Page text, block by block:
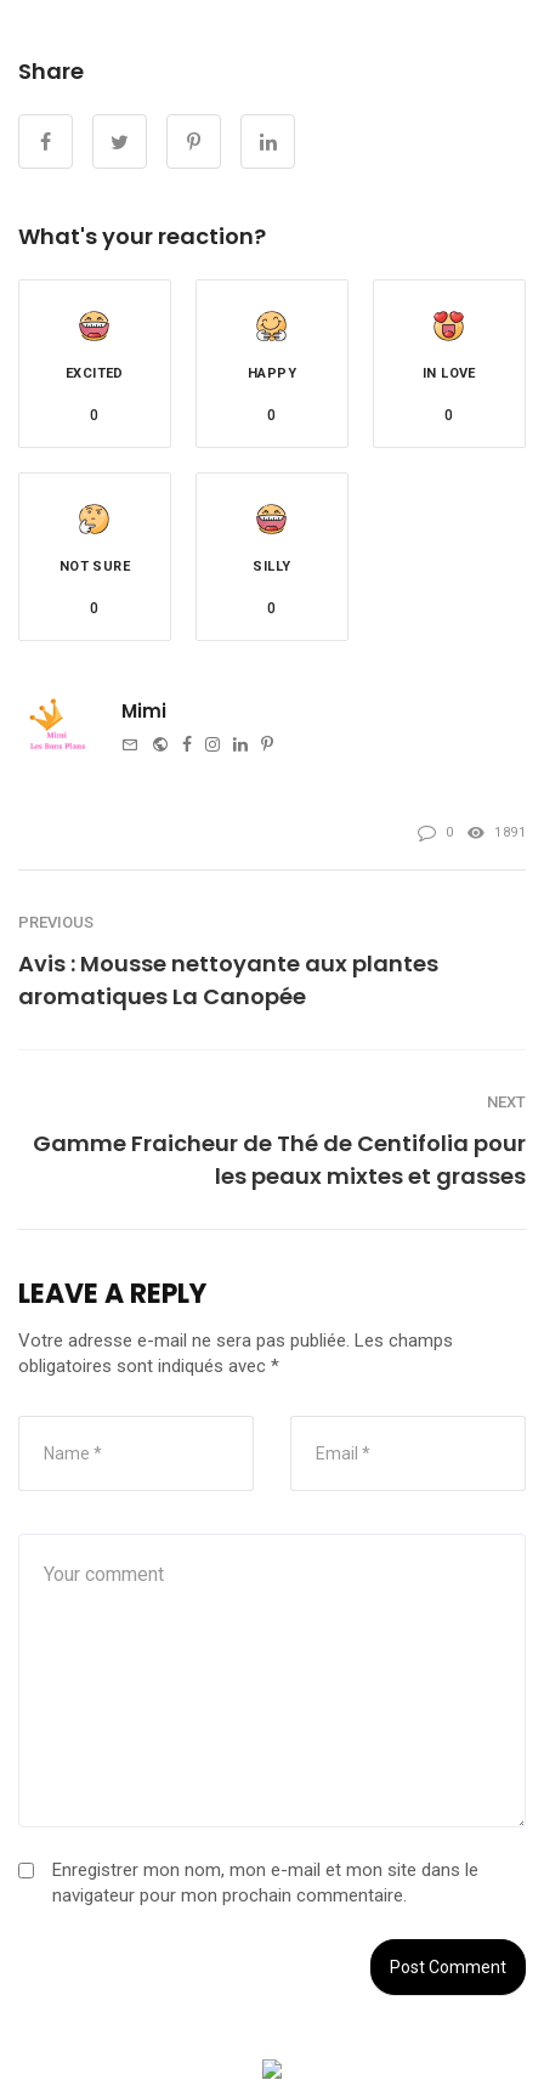
Share
What's your reaction?
EXCITED
0
HAPPY
0
IN LOVE
0
NOT SURE
0
SILLY
0
Mimi
Website
Facebook
Instagram
LinkedinPinterest
0 1891
PREVIOUS
Avis : Mousse nettoyante aux plantes
aromatiques La Canopée
NEXT
Gamme Fraicheur de Thé de Centifolia pour
les peaux mixtes et grasses
LEAVE A REPLY
Votre adresse e-mail ne sera pas publiée. Les champs
obligatoires sont indiqués avec *
Enregistrer mon nom, mon e-mail et mon site dans le
navigateur pour mon prochain commentaire.